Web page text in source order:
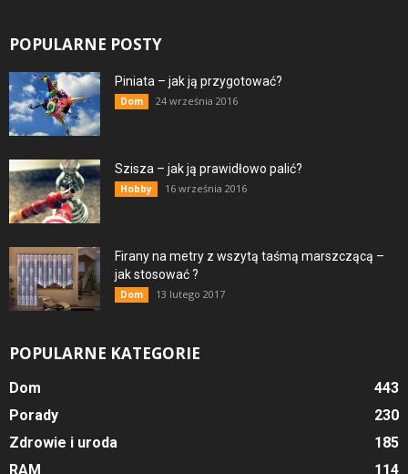
POPULARNE POSTY
Piniata – jak ją przygotować?
Dom 24 września 2016
Szisza – jak ją prawidłowo palić?
Hobby 16 września 2016
Firany na metry z wszytą taśmą marszczącą –
jak stosować ?
Dom 13 lutego 2017
POPULARNE KATEGORIE
Dom
443
Porady
230
Zdrowie i uroda
185
RAM
114